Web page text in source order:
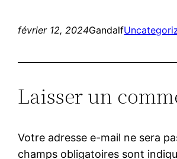
février 12, 2024Gandalf
Laisser un
Votre adresse e-mail ne sera
champs obligatoires sont